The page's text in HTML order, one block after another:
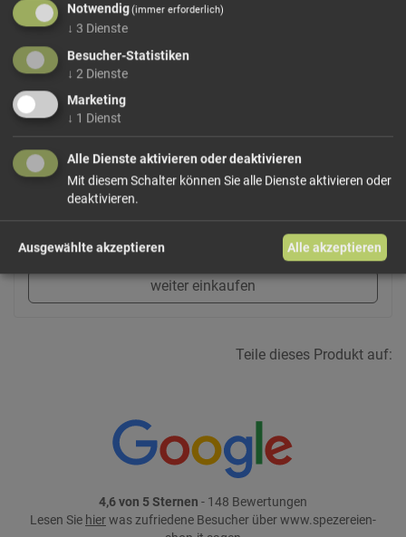
hat diese Sorte sehr viele Liebhaber.
Unsere Speck-, Käse-...
mehr Infos +
19,33 €/kg
Größe: ca. 300 g
In den Warenkorb
weiter einkaufen
Teile dieses Produkt auf:
4,6 von 5 Sternen - 148 Bewertungen
Lesen Sie hierwas zufriedene Besucher über www.spezereien-
Notwendig(immer erforderlich)
↓ 3 Dienste
Besucher-Statistiken
↓ 2 Dienste
Marketing
↓ 1 Dienst
Alle Dienste aktivieren oder deaktivieren
Mit diesem Schalter können Sie alle Dienste aktivieren oder
deaktivieren.
Ausgewählte akzeptieren Alle akzeptieren